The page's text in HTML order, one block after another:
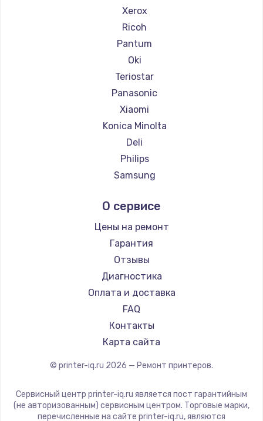
Xerox
Ricoh
Pantum
Oki
Teriostar
Panasonic
Xiaomi
Konica Minolta
Deli
Philips
Samsung
Lexmark
Sharp
TSC
Fujitsu
Godex
О сервисе
Цены на ремонт
Гарантия
Отзывы
Диагностика
Оплата и доставка
FAQ
Контакты
Карта сайта
© printer-iq.ru 2026 — Ремонт принтеров.
Сервисный центр printer-iq.ru является пост гарантийным
(не авторизованным) сервисным центром. Торговые марки,
перечисленные на сайте printer-iq.ru, являются